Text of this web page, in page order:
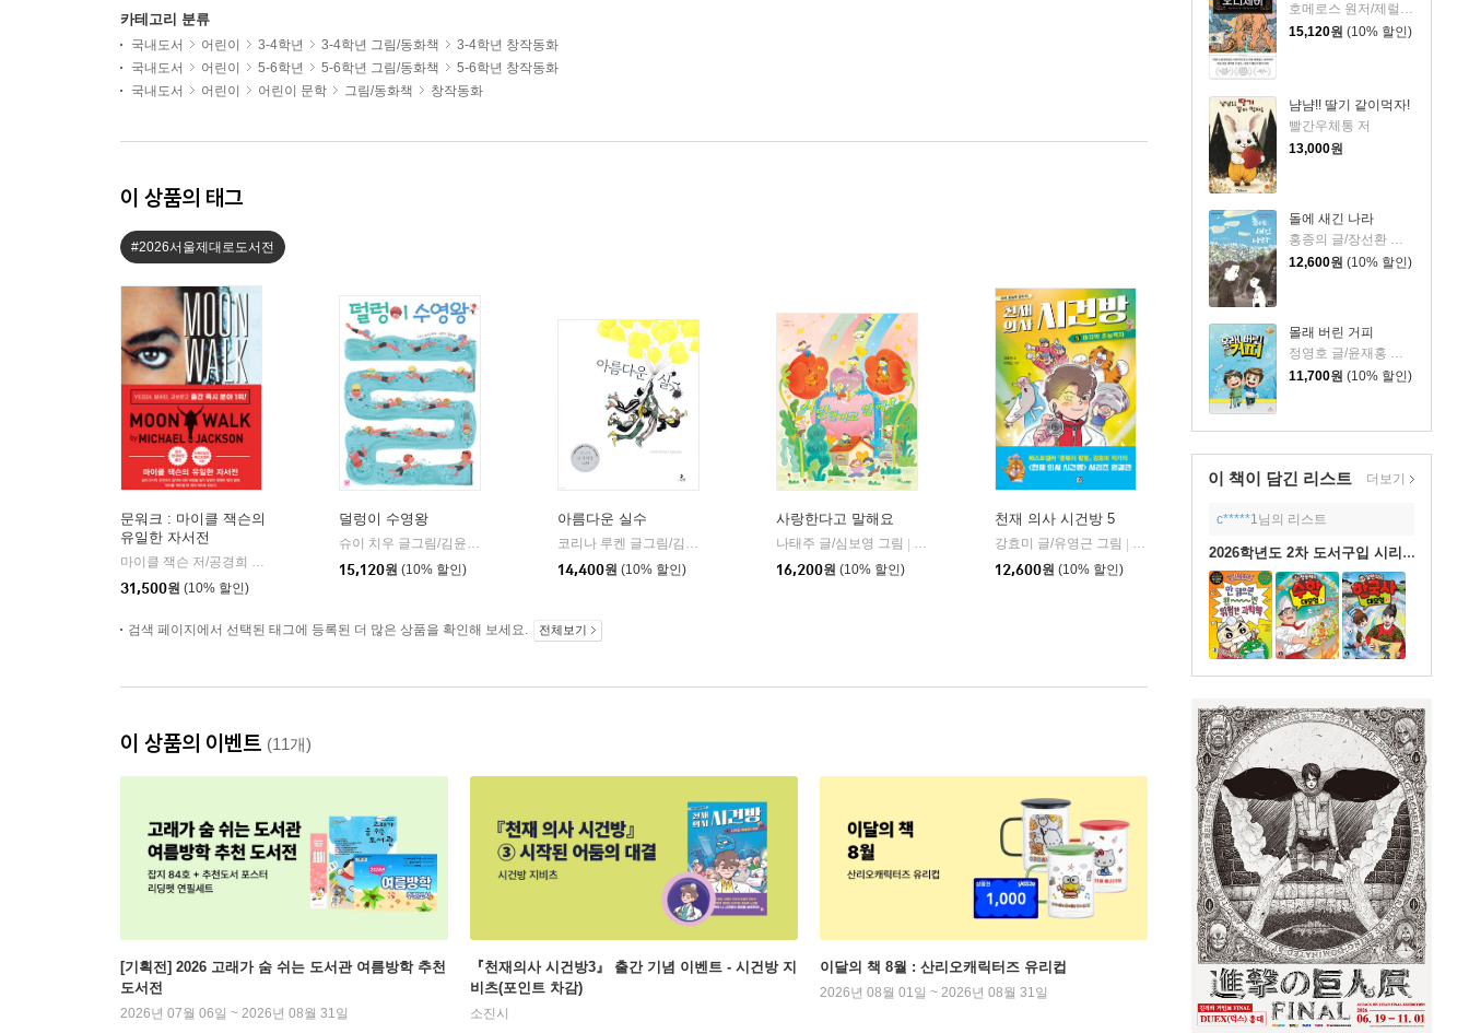
호메로스 원저/제럴딘 매코크런 글/김재용 역/장시은 감수
15,120원 (10% 할인)
냠냠!! 딸기 같이먹자!
빨간우체통 저
13,000원
돌에 새긴 나라
홍종의 글/장선환 그림
12,600원 (10% 할인)
몰래 버린 거피
정영호 글/윤재홍 그림
11,700원 (10% 할인)
이 책이 담긴 리스트 더보기
c*****1님의 리스트
2026학년도 2차 도서구입 시리즈물
카테고리 분류
국내도서 어린이 3-4학년 3-4학년 그림/동화책
3-4학년 창작동화
국내도서
어린이 5-6학년 5-6학년 그림/동화책
5-6학년 창작동화
국내도서
어린이 어린이 문학 그림/동화책 창작동화
이 상품의 태그
#2026서울제대로도서전
문워크 : 마이클 잭슨의
유일한 자서전
마이클 잭슨 저/공경희 역
미르북컴퍼니
31,500원 (10% 할인)
덜렁이 수영왕
슈이 치우 글그림/김윤정 역
15,120원 (10% 할인)
아름다운 실수
코리나 루켄 글그림/김세실 역
14,400원 (10% 할인)
사랑한다고 말해요
나태주 글/심보영 그림
한솔수북
16,200원 (10% 할인)
천재 의사 시건방 5
강효미 글/유영근 그림
머스트비
12,600원 (10% 할인)
검색 페이지에서 선택된 태그에 등록된 더 많은 상품을 확인해 보세요. 전체보기
이 상품의 이벤트 (11개)
[기획전] 2026 고래가 숨 쉬는 도서관 여름방학 추천
도서전
2026년 07월 06일 ~ 2026년 08월 31일
『천재의사 시건방3』 출간 기념 이벤트 - 시건방 지
비츠(포인트 차감)
소진시
이달의 책 8월 : 산리오캐릭터즈 유리컵
2026년 08월 01일 ~ 2026년 08월 31일